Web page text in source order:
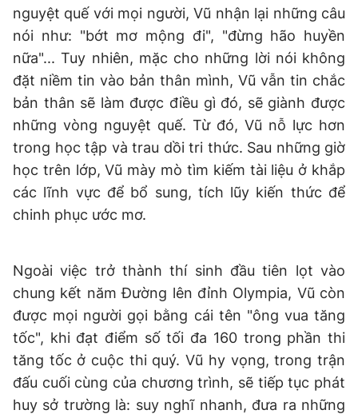
nguyệt quế với mọi người, Vũ nhận lại những câu
nói như: "bớt mơ mộng đi", "đừng hão huyền
nữa"... Tuy nhiên, mặc cho những lời nói không
đặt niềm tin vào bản thân mình, Vũ vẫn tin chắc
bản thân sẽ làm được điều gì đó, sẽ giành được
những vòng nguyệt quế. Từ đó, Vũ nỗ lực hơn
trong học tập và trau dồi tri thức. Sau những giờ
học trên lớp, Vũ mày mò tìm kiếm tài liệu ở khắp
các lĩnh vực để bổ sung, tích lũy kiến thức để
chinh phục ước mơ.
Ngoài việc trở thành thí sinh đầu tiên lọt vào
chung kết năm Đường lên đỉnh Olympia, Vũ còn
được mọi người gọi bằng cái tên "ông vua tăng
tốc", khi đạt điểm số tối đa 160 trong phần thi
tăng tốc ở cuộc thi quý. Vũ hy vọng, trong trận
đấu cuối cùng của chương trình, sẽ tiếp tục phát
huy sở trường là: suy nghĩ nhanh, đưa ra những